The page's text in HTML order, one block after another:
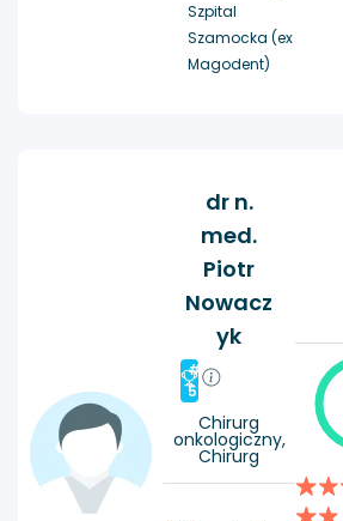
Szpital
Szamocka (ex
Magodent)
dr n.
med.
Piotr
Nowacz
yk
#
5
Chirurg
onkologiczny,
Chirurg